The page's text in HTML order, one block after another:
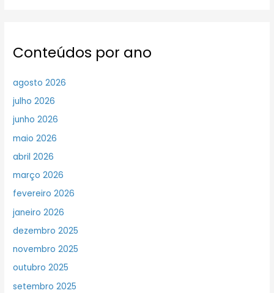
Conteúdos por ano
agosto 2026
julho 2026
junho 2026
maio 2026
abril 2026
março 2026
fevereiro 2026
janeiro 2026
dezembro 2025
novembro 2025
outubro 2025
setembro 2025